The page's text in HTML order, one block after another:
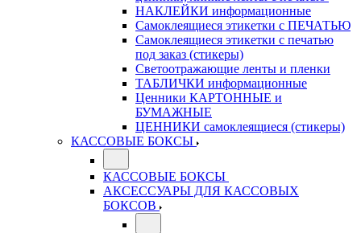
НАКЛЕЙКИ информационные
Самоклеящиеся этикетки с ПЕЧАТЬЮ
Самоклеящиеся этикетки с печатью
под заказ (стикеры)
Светоотражающие ленты и пленки
ТАБЛИЧКИ информационные
Ценники КАРТОННЫЕ и
БУМАЖНЫЕ
ЦЕННИКИ самоклеящиеся (стикеры)
КАССОВЫЕ БОКСЫ
КАССОВЫЕ БОКСЫ
АКСЕССУАРЫ ДЛЯ КАССОВЫХ
БОКСОВ